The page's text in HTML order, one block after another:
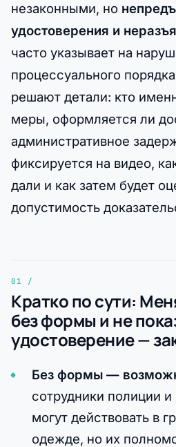
незаконными, но
удостоверения и
часто указывает на
процессуального
решают детали: кто
меры, оформляется ли
административное
фиксируется на видео,
дали и как затем будет
допустимость
Кратко по сути:
без формы и не
удостоверение —
Без формы —
сотрудники полиции
могут действовать в
одежде, но их